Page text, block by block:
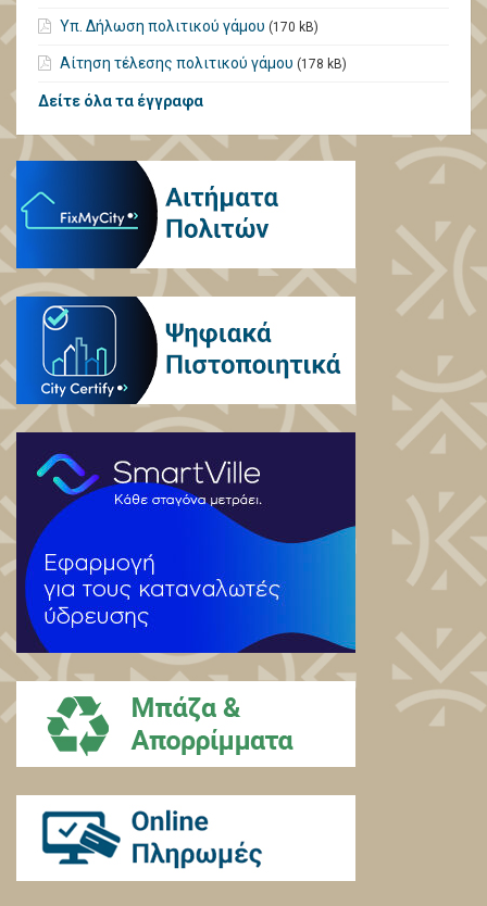
Υπ. Δήλωση πολιτικού γάμου (170 kB)
Αίτηση τέλεσης πολιτικού γάμου (178 kB)
Δείτε όλα τα έγγραφα